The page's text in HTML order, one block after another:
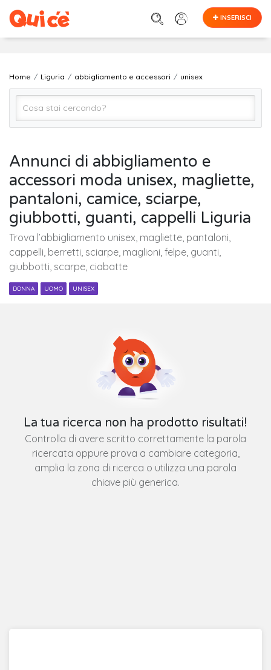
INSERISCI
Home Liguria abbigliamento e accessori unisex
LIGURIA (regione)
Cerca
Annunci di abbigliamento e
accessori moda unisex, magliette,
pantaloni, camice, sciarpe,
giubbotti, guanti, cappelli Liguria
Trova l’abbigliamento unisex, magliette, pantaloni,
cappelli, berretti, sciarpe, maglioni, felpe, guanti,
giubbotti, scarpe, ciabatte
DONNA UOMO UNISEX
La tua ricerca non ha prodotto risultati!
Controlla di avere scritto correttamente la parola
ricercata oppure prova a cambiare categoria,
amplia la zona di ricerca o utilizza una parola
chiave più generica.